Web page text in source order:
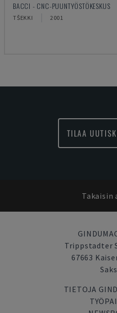
BACCI - CNC-PUUNTYÖSTÖKESKUS
TŠEKKI 2001
TILAA
Takaisin
Trippstadter
67663
TIETOJA